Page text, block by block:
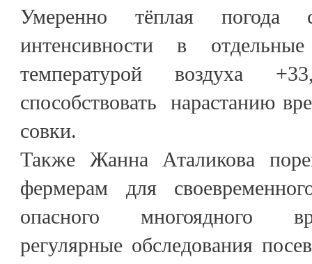
Умеренно тёплая погода
интенсивности в
температурой воздуха
способствовать нарастанию
совки.
Также Жанна Аталикова
фермерам для
опасного многоядного
регулярные обследования